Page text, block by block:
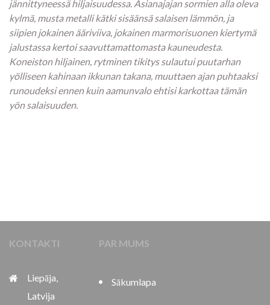
jännittyneessä hiljaisuudessa. Asianajajan sormien alla oleva
kylmä, musta metalli kätki sisäänsä salaisen lämmön, ja
siipien jokainen ääriviiva, jokainen marmorisuonen kiertymä
jalustassa kertoi saavuttamattomasta kauneudesta.
Koneiston hiljainen, rytminen tikitys sulautui puutarhan
yölliseen kahinaan ikkunan takana, muuttaen ajan puhtaaksi
runoudeksi ennen kuin aamunvalo ehtisi karkottaa tämän
yön salaisuuden.
KONTAKTI
Liepāja,
Latvija
PAR MUMS
Sākumlapa